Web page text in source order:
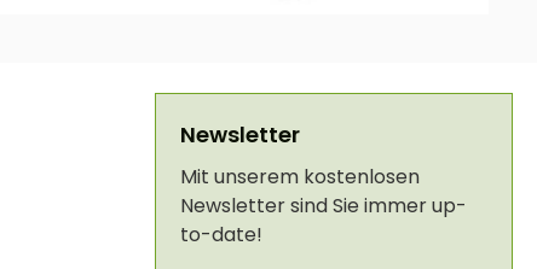
Newsletter
Mit unserem kostenlosen
Newsletter sind Sie immer up-
to-date!